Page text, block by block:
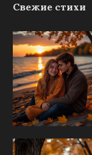
Свежие стихи